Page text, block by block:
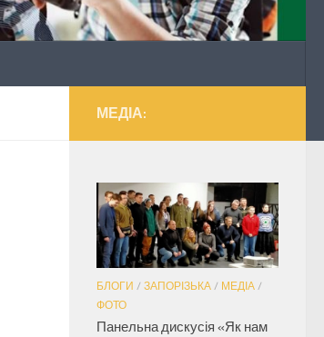
МЕДІА:
БЛОГИ / ЗАПОРІЗЬКА / МЕДІА /
ФОТО
Панельна дискусія «Як нам